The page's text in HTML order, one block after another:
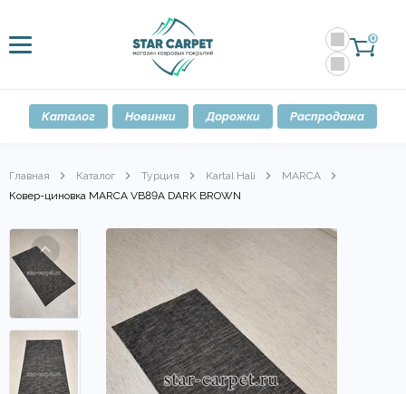
0
Каталог Новинки Дорожки Распродажа
Главная Каталог Турция Kartal Hali
MARCA
Ковер-циновка MARCA VB89A DARK BROWN